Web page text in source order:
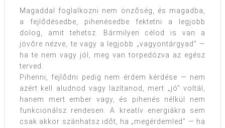
Magaddal foglalkozni nem önzőség, és magadba,
a fejlődésedbe, pihenésedbe fektetni a legjobb
dolog, amit tehetsz. Bármilyen célod is van a
jövőre nézve, te vagy a legjobb „vagyontárgyad” —
ha te nem vagy jól, meg van torpedózva az egész
terved.
Pihenni, fejlődni pedig nem érdem kérdése — nem
azért kell aludnod vagy lazítanod, mert „jó” voltál,
hanem mert ember vagy, és pihenés nélkül nem
funkcionálsz rendesen. A kreatív energiákra sem
csak akkor szánhatsz időt, ha „megérdemled” — ha